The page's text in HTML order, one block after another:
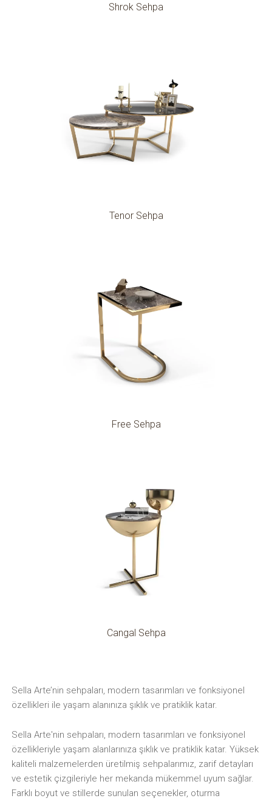
Shrok Sehpa
Tenor Sehpa
Free Sehpa
Cangal Sehpa
Sella Arte’nin sehpaları, modern tasarımları ve fonksiyonel
özellikleri ile yaşam alanınıza şıklık ve pratiklik katar.
Sella Arte'nin sehpaları, modern tasarımları ve fonksiyonel
özellikleriyle yaşam alanlarınıza şıklık ve pratiklik katar. Yüksek
kaliteli malzemelerden üretilmiş sehpalarımız, zarif detayları
ve estetik çizgileriyle her mekanda mükemmel uyum sağlar.
Farklı boyut ve stillerde sunulan seçenekler, oturma